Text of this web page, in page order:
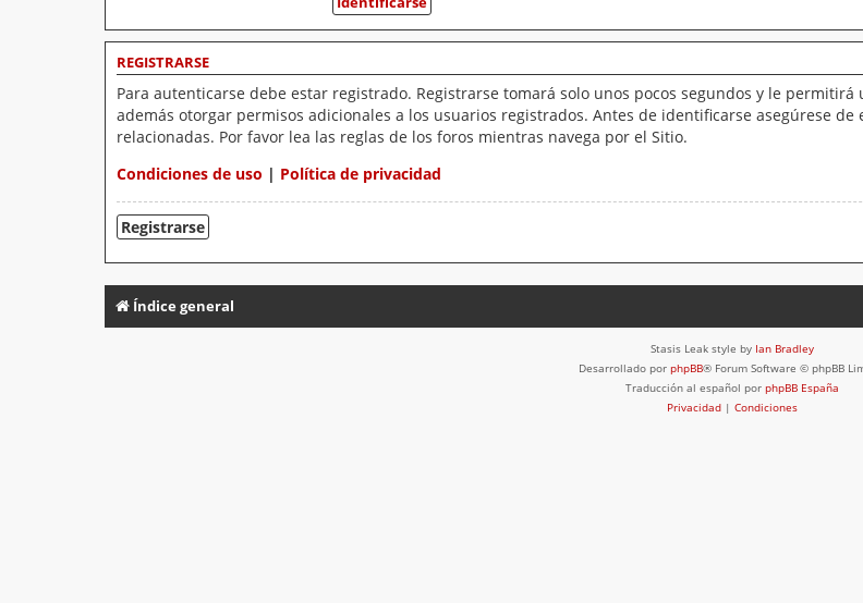
REGISTRARSE
Para autenticarse debe estar registrado. Registrarse tomará solo unos pocos segundos y le
además otorgar permisos adicionales a los usuarios registrados. Antes de identificarse asegúrese
relacionadas. Por favor lea las reglas de los foros mientras navega por el Sitio.
Condiciones de uso | Política de privacidad
Registrarse
Índice general
Stasis Leak style by Ian Bradley
Desarrollado por phpBB® Forum Software © phpBB
Traducción al español por phpBB España
Privacidad | Condiciones